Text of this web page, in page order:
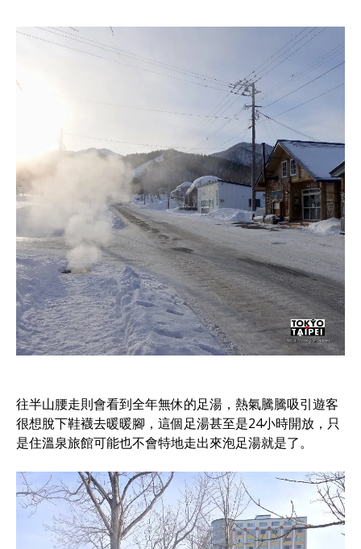
往半山腰走則會看到全年無休的足湯，熱氣騰騰吸引遊客
很想脫下鞋襪去暖暖腳，這個足湯甚至是24小時開放，只
是住溫泉旅館可能也不會特地走出來泡足湯就是了。